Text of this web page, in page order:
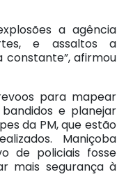
a agência
e assaltos a
afirmou
para mapear
e planejar
da PM, que estão
Maniçoba
de policiais fosse
mais segurança à